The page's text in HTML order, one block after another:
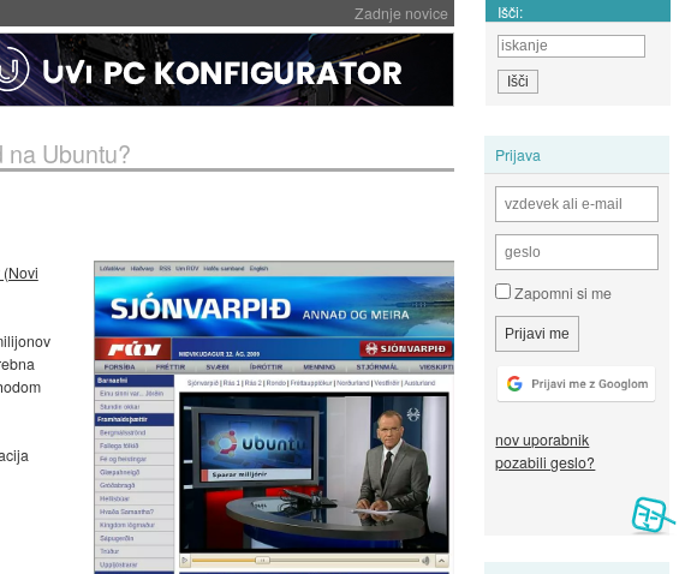
Zadnje novice Išči:
Prijava
Zapomni si me
nov uporabnik
pozabili geslo?
na Ubuntu?